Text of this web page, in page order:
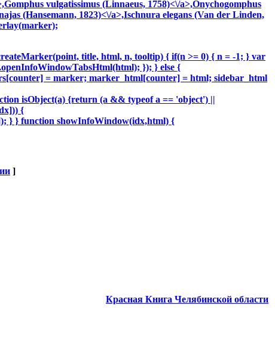
Gomphus vulgatissimus (Linnaeus, 1758)<\/a>,Onychogomphus
(Hansemann, 1823)<\/a>,Ischnura elegans (Van der Linden,
title, html, n, tooltip) { if(n >= 0) { n = -1; } var
}); } else {
= marker; marker_html[counter] = html; sidebar_html
isObject(a) {return (a && typeof a == 'object') ||
{
} } function showInfoWindow(idx,html) {
]
Красная Книга Челябинской области